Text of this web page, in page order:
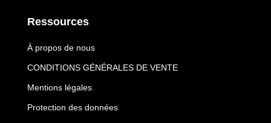
Ressources
À propos de nous
CONDITIONS GÉNÉRALES DE VENTE
Mentions légales
Protection des données